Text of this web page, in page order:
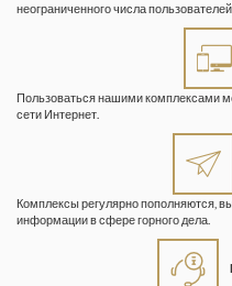
неограниченного числа пользователей.
Пользоваться нашими комплексами
сети Интернет.
Комплексы регулярно пополняются,
информации в сфере горного дела.